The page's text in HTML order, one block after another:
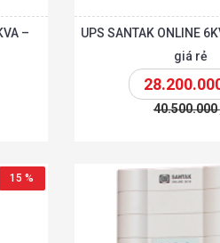
–
UPS SANTAK ONLINE
giá rẻ
40.500.000
15 %